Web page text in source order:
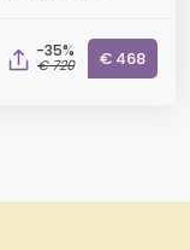
-35%
€ 720 € 468